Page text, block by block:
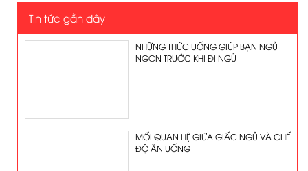
Tin tức gần đây
NHỮNG THỨC UỐNG GIÚP BẠN NGỦ
NGON TRƯỚC KHI ĐI NGỦ
MỐI QUAN HỆ GIỮA GIẤC NGỦ VÀ CHẾ
ĐỘ ĂN UỐNG